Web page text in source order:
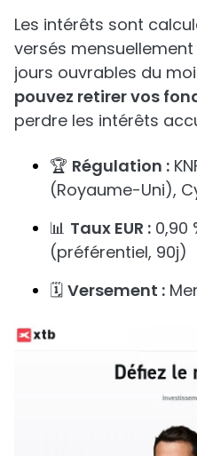
Les intérêts sont
versés
jours ouvrables du
pouvez retirer vos
perdre les intérêts
🏆 Régulation :
(Royaume-Uni),
📊 Taux EUR : 0,90
(préférentiel, 90j)
🗓️ Versement :